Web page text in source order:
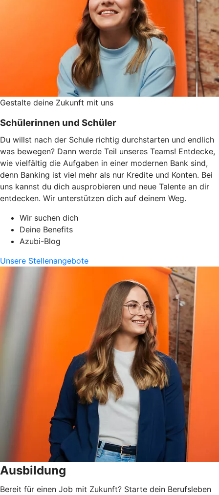
Gestalte deine Zukunft mit uns
Schülerinnen und Schüler
Du willst nach der Schule richtig durchstarten und endlich
was bewegen? Dann werde Teil unseres Teams! Entdecke,
wie vielfältig die Aufgaben in einer modernen Bank sind,
denn Banking ist viel mehr als nur Kredite und Konten. Bei
uns kannst du dich ausprobieren und neue Talente an dir
entdecken. Wir unterstützen dich auf deinem Weg.
Wir suchen dich
Deine Benefits
Azubi-Blog
Unsere Stellenangebote
Ausbildung
Bereit für einen Job mit Zukunft? Starte dein Berufsleben